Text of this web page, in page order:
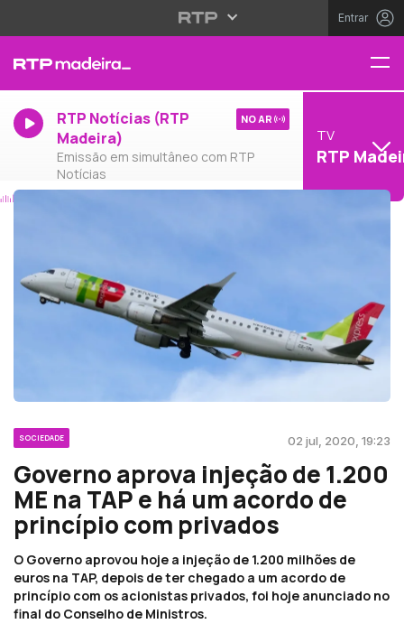
Entrar
RTP Notícias (RTP
Madeira)
Emissão em simultâneo com RTP
Notícias
NO AR
TV
RTP
SOCIEDADE 02 jul, 2020, 19:23
Governo aprova injeção de 1.200
ME na TAP e há um acordo de
princípio com privados
O Governo aprovou hoje a injeção de 1.200 milhões de
euros na TAP, depois de ter chegado a um acordo de
princípio com os acionistas privados, foi hoje anunciado no
final do Conselho de Ministros.